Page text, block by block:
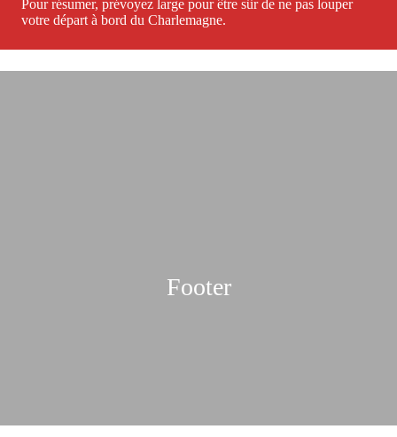
Pour résumer, prévoyez large pour être sûr de ne pas louper
votre départ à bord du Charlemagne.
Footer